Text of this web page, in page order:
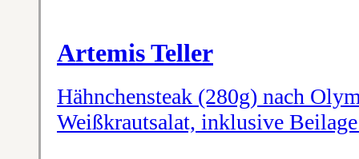
Artemis Teller
Hähnchensteak (280g) nach
Weißkrautsalat, inklusive